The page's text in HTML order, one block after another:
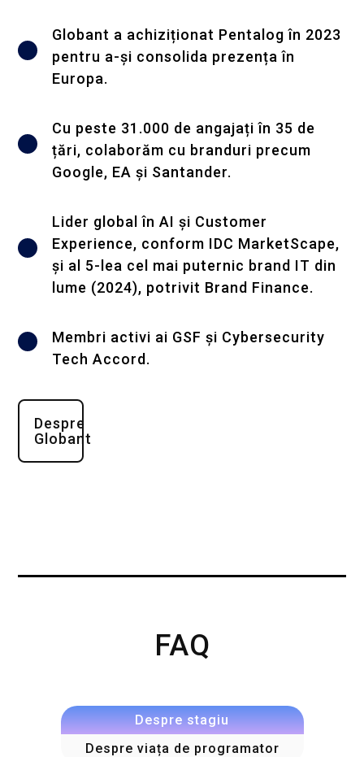
Globant a achiziționat Pentalog în 2023
pentru a-și consolida prezența în
Europa.
Cu peste 31.000 de angajați în 35 de
țări, colaborăm cu branduri precum
Google, EA și Santander.
Lider global în AI și Customer
Experience, conform IDC MarketScape,
și al 5-lea cel mai puternic brand IT din
lume (2024), potrivit Brand Finance.
Membri activi ai GSF și Cybersecurity
Tech Accord.
Despre
Globant
FAQ
Despre stagiu
Despre viața de programator